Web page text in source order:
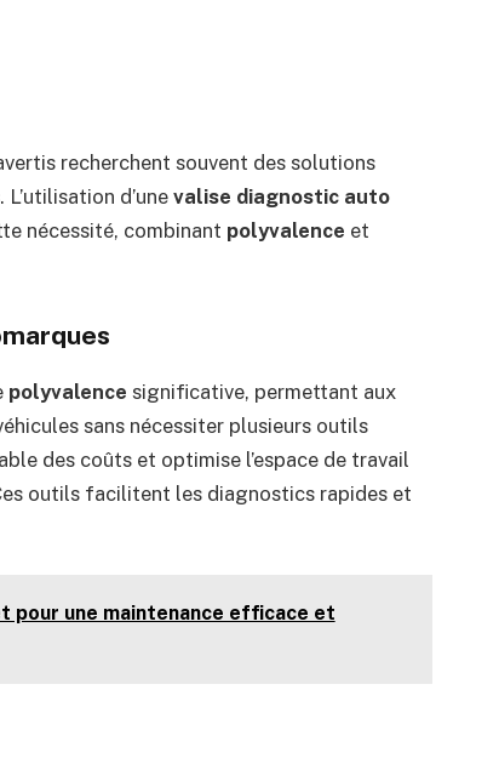
recherchent souvent des solutions
d’unevalise diagnostic auto
nécessité, combinant polyvalence et
polyvalence significative, permettant aux
sans nécessiter plusieurs outils
des coûts et optimise l’espace de travail
outils facilitent les diagnostics rapides et
pour une maintenance efficace et